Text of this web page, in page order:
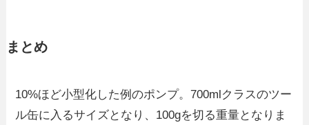
まとめ
10%ほど小型化した例のポンプ。700mlクラスのツー
ル缶に入るサイズとなり、100gを切る重量となりま